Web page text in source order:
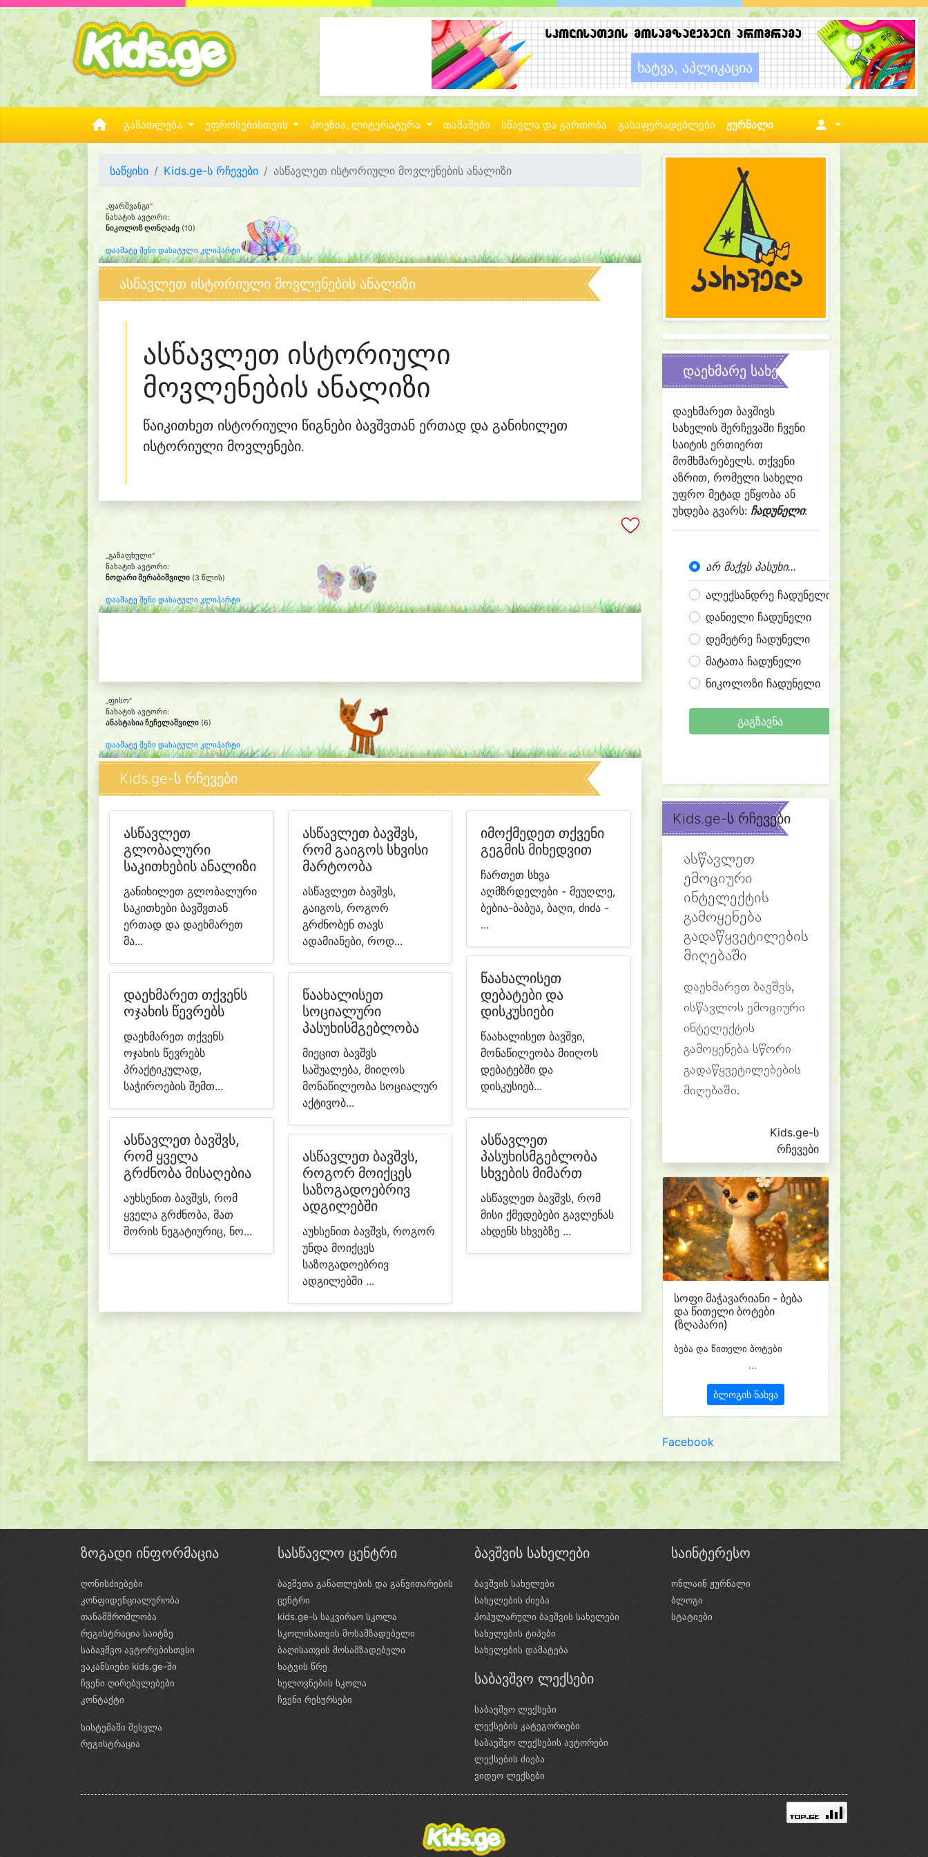
განათლება უფროსებისთვის პოეზია, ლიტერატურა თამაშები სწავლა და გართობა გასაფერადებლები ჟურნალი
საწყისი Kids.ge-ს რჩევები ასწავლეთ ისტორიული მოვლენების ანალიზი
„ფარშვანგი“
ნახატის ავტორი:
ნიკოლოზ ღონღაძე (10)
დაამატე შენი დახატული კლიპარტი
ასწავლეთ ისტორიული მოვლენების ანალიზი
ასწავლეთ ისტორიული
მოვლენების ანალიზი
წაიკითხეთ ისტორიული წიგნები ბავშვთან ერთად და განიხილეთ
ისტორიული მოვლენები.
„გაზაფხული“
ნახატის ავტორი:
ნოდარი მერაბიშვილი (3 წლის)
დაამატე შენი დახატული კლიპარტი
„ფისო“
ნახატის ავტორი:
ანასტასია ჩეჩელაშვილი (6)
დაამატე შენი დახატული კლიპარტი
Kids.ge-ს რჩევები
ასწავლეთ
გლობალური
საკითხების ანალიზი
განიხილეთ გლობალური
საკითხები ბავშვთან
ერთად და დაეხმარეთ
მა...
დაეხმარეთ თქვენს
ოჯახის წევრებს
დაეხმარეთ თქვენს
ოჯახის წევრებს
პრაქტიკულად,
საჭიროების შემთ...
ასწავლეთ ბავშვს,
რომ ყველა
გრძნობა მისაღებია
აუხსენით ბავშვს, რომ
ყველა გრძნობა, მათ
შორის ნეგატიურიც, ნო...
ასწავლეთ ბავშვს,
რომ გაიგოს სხვისი
მარტოობა
ასწავლეთ ბავშვს,
გაიგოს, როგორ
გრძნობენ თავს
ადამიანები, როდ...
წაახალისეთ
სოციალური
პასუხისმგებლობა
მიეცით ბავშვს
საშუალება, მიიღოს
მონაწილეობა სოციალურ
აქტივობ...
ასწავლეთ ბავშვს,
როგორ მოიქცეს
საზოგადოებრივ
ადგილებში
აუხსენით ბავშვს, როგორ
უნდა მოიქცეს
საზოგადოებრივ
ადგილებში ...
იმოქმედეთ თქვენი
გეგმის მიხედვით
ჩართეთ სხვა
აღმზრდელები - მეუღლე,
ბებია-ბაბუა, ბაღი, ძიძა -
...
წაახალისეთ
დებატები და
დისკუსიები
წაახალისეთ ბავშვი,
მონაწილეობა მიიღოს
დებატებში და
დისკუსიებ...
ასწავლეთ
პასუხისმგებლობა
სხვების მიმართ
ასწავლეთ ბავშვს, რომ
მისი ქმედებები გავლენას
ახდენს სხვებზე ...
დაეხმარე სახელის შერჩევაში
დაეხმარეთ ბავშივს
სახელის შერჩევაში ჩვენი
საიტის ერთიერთ
მომხმარებელს. თქვენი
აზრით, რომელი სახელი
უფრო მეტად ეწყობა ან
უხდება გვარს: ჩადუნელი:
არ მაქვს პასუხი...
ალექსანდრე ჩადუნელი
დანიელი ჩადუნელი
დემეტრე ჩადუნელი
მატათა ჩადუნელი
ნიკოლოზი ჩადუნელი
გაგზავნა
Kids.ge-ს რჩევები
ასწავლეთ
ემოციური
ინტელექტის
გამოყენება
გადაწყვეტილების
მიღებაში
დაეხმარეთ ბავშვს,
ისწავლოს ემოციური
ინტელექტის
გამოყენება სწორი
გადაწყვეტილებების
მიღებაში.
Kids.ge-ს
რჩევები
სოფი მაჭავარიანი - ბება
და წითელი ბოტები
(ზღაპარი)
ბება და წითელი ბოტები
...
ბლოგის ნახვა
Facebook
ზოგადი ინფორმაცია
ღონისძიებები
კონფიდენციალურობა
თანამშრომლობა
რეგისტრაცია საიტზე
საბავშვო ავტორებისთვსი
ვაკანსიები kids.ge-ში
ჩვენი ღირებულებები
კონტაქტი
სისტემაში შესვლა
რეგისტრაცია
სასწავლო ცენტრი
ბავშვთა განათლების და განვითარების
ცენტრი
kids.ge-ს საკვირაო სკოლა
სკოლისათვის მოსამზადებელი
ბაღისათვის მოსამზადებელი
ხატვის წრე
ხელოვნების სკოლა
ჩვენი რესურსები
ბავშვის სახელები
ბავშვის სახელები
სახელების ძიება
პოპულარული ბავშვის სახელები
სახელების ტიპები
სახელების დამატება
საბავშვო ლექსები
საბავშვო ლექსები
ლექსების კატეგორიები
საბავშვო ლექსების ავტორები
ლექსების ძიება
ვიდეო ლექსები
საინტერესო
ონლაინ ჟურნალი
ბლოგი
სტატიები